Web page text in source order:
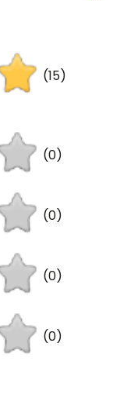
(15)
(0)
(0)
(0)
(0)